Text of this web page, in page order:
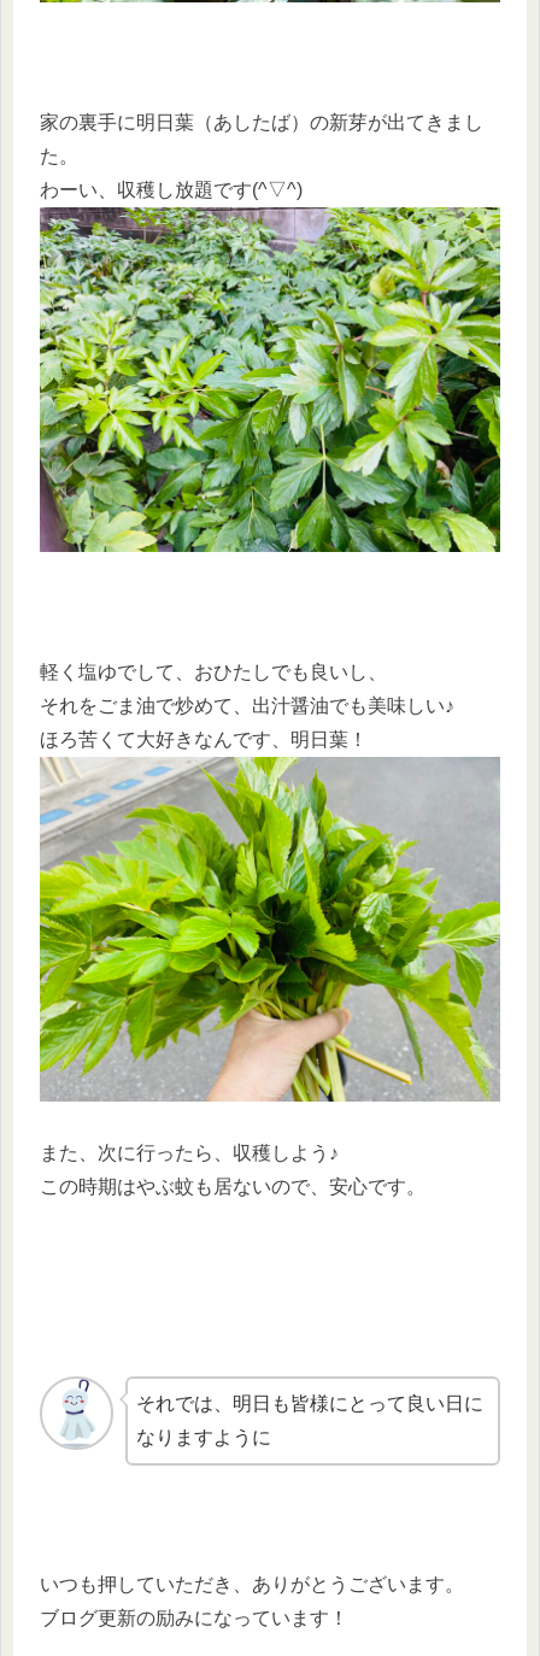
家の裏手に明日葉（あしたば）の新芽が出てきまし
た。
わーい、収穫し放題です(^▽^)
軽く塩ゆでして、おひたしでも良いし、
それをごま油で炒めて、出汁醤油でも美味しい♪
ほろ苦くて大好きなんです、明日葉！
また、次に行ったら、収穫しよう♪
この時期はやぶ蚊も居ないので、安心です。
それでは、明日も皆様にとって良い日に
なりますように
いつも押していただき、ありがとうございます。
ブログ更新の励みになっています！